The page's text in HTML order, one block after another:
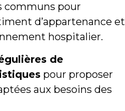
communs pour
d’appartenance et
hospitalier.
de
pour proposer
aux besoins des